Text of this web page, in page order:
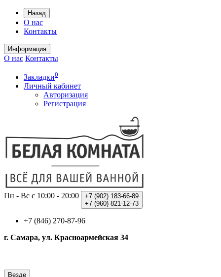
Назад
О нас
Контакты
Информация
О нас Контакты
Закладки0
Личный кабинет
Авторизация
Регистрация
Пн - Вс с 10:00 - 20:00 +7 (902) 183-66-89
+7 (960) 821-12-73
+7 (846) 270-87-96
г. Самара, ул. Красноармейская 34
Везде